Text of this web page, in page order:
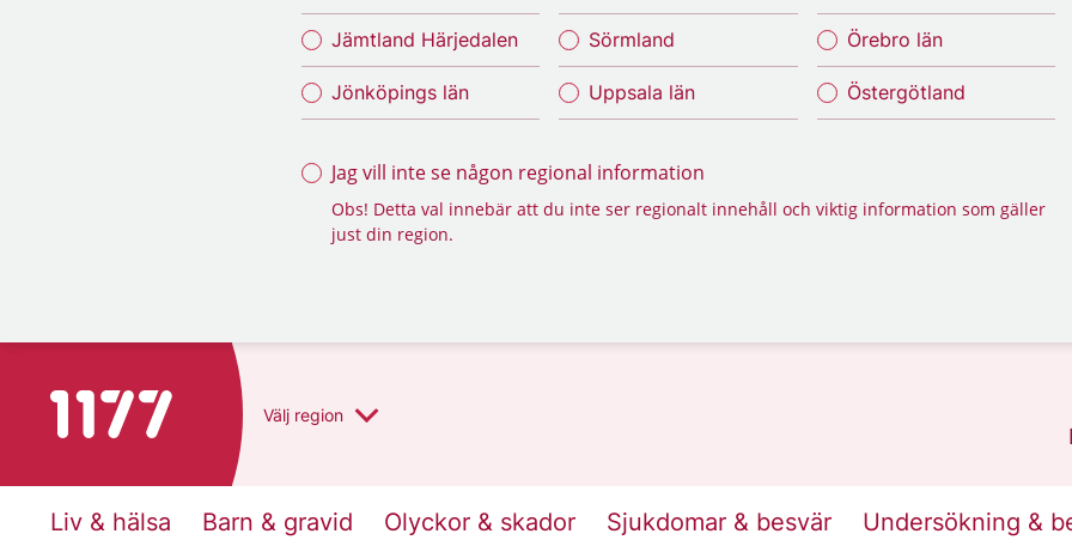
Jämtland Härjedalen
Jönköpings län
Sörmland
Uppsala län
Örebro län
Östergötland
Jag vill inte se någon regional information
Obs! Detta val innebär att du inte ser regionalt innehåll och viktig information som gäller
just din region.
Till startsidan för 1177 Välj region
Liv & hälsa Barn & gravid Olyckor & skador Sjukdomar & besvär Undersökning &